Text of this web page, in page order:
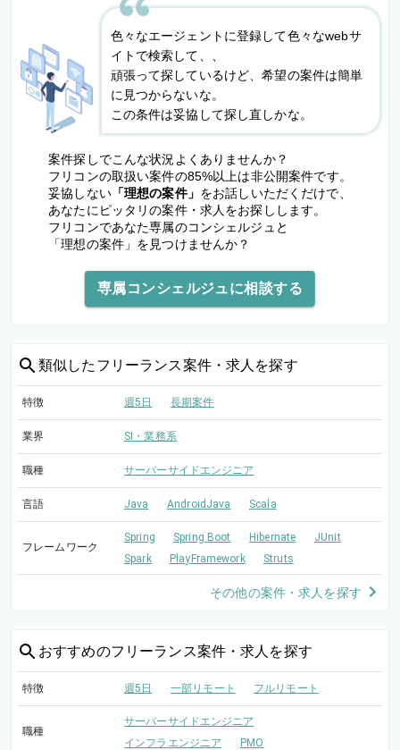
色々なエージェントに登録して色々なwebサ
イトで検索して、、
頑張って探しているけど、希望の案件は簡単
に見つからないな。
この条件は妥協して探し直しかな。
案件探しでこんな状況よくありませんか？
フリコンの取扱い案件の85%以上は非公開案件です。
妥協しない「理想の案件」 をお話しいただくだけで、
あなたにピッタリの案件・求人をお探しします。
フリコンであなた専属のコンシェルジュと
「理想の案件」を見つけませんか？
専属コンシェルジュに相談する
類似した フリーランス案件・求人を探す
特徴 週5日 長期案件
業界 SI・業務系
職種 サーバーサイドエンジニア
言語 Java AndroidJava Scala
フレームワーク
Spring Spring Boot Hibernate
JUnit
Spark
PlayFramework Struts
その他の案件・求人を探す
おすすめのフリーランス案件・求人を探す
特徴 週5日 一部リモート フルリモート
職種
サーバーサイドエンジニア
インフラエンジニア
PMO